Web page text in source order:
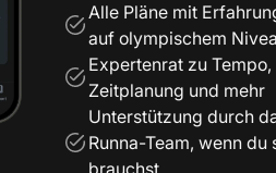
Alle Pläne mit
auf olympischem
Expertenrat zu Tempo,
Zeitplanung und mehr
Unterstützung durch
Runna-Team, wenn du
brauchst